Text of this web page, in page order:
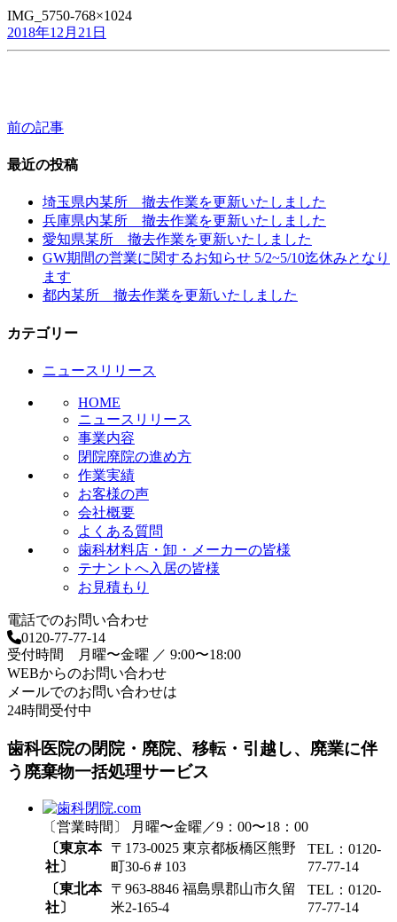
IMG_5750-768×1024
2018年12月21日
投
稿
ョ
前の記事
最近の投稿
埼玉県内某所 撤去作業を更新いたしました
兵庫県内某所 撤去作業を更新いたしました
愛知県某所 撤去作業を更新いたしました
GW期間の営業に関するお知らせ 5/2~5/10迄休みとなり
ます
都内某所 撤去作業を更新いたしました
カテゴリー
ニュースリリース
HOME
ニュースリリース
事業内容
閉院廃院の進め方
作業実績
お客様の声
会社概要
よくある質問
歯科材料店・卸・メーカーの皆様
テナントへ入居の皆様
お見積もり
電話でのお問い合わせ
0120-77-77-14
受付時間 月曜〜金曜 ／ 9:00〜18:00
WEBからのお問い合わせ
メールでのお問い合わせは
24時間受付中
歯科医院の閉院・廃院、移転・引越し、廃業に伴
う廃棄物一括処理サービス
〔営業時間〕 月曜〜金曜／9：00〜18：00
〔東京本
社〕
〒173-0025 東京都板橋区熊野
町30-6＃103
TEL：0120-
77-77-14
〔東北本
社〕
〒963-8846 福島県郡山市久留
米2-165-4
TEL：0120-
77-77-14